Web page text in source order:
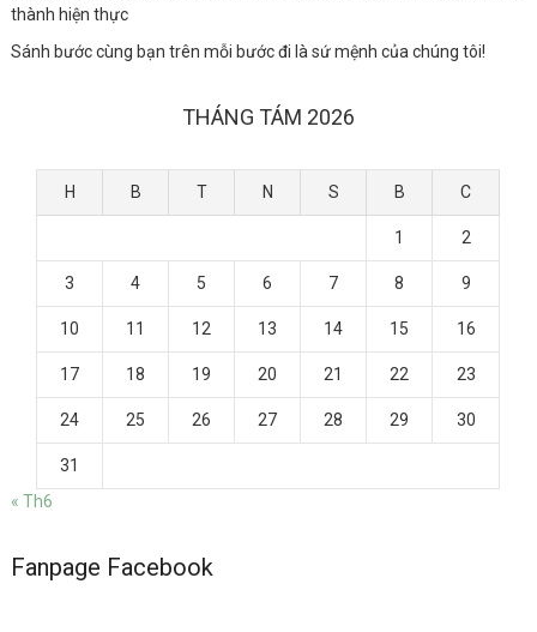
thành hiện thực
Sánh bước cùng bạn trên mỗi bước đi là sứ mệnh của chúng tôi!
THÁNG TÁM 2026
H B T N S B C
1 2
3 4 5 6 7 8 9
10 11 12 13 14 15 16
17 18 19 20 21 22 23
24 25 26 27 28 29 30
31
« Th6
Fanpage Facebook